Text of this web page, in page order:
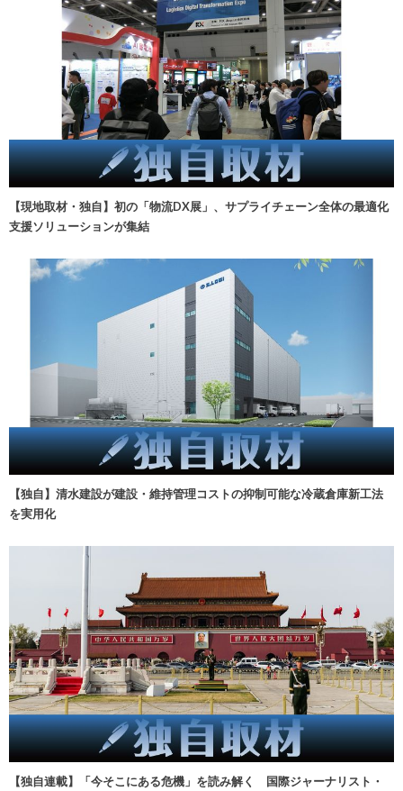
【現地取材・独自】初の「物流DX展」、サプライチェーン全体の最適化
支援ソリューションが集結
【独自】清水建設が建設・維持管理コストの抑制可能な冷蔵倉庫新工法
を実用化
【独自連載】「今そこにある危機」を読み解く 国際ジャーナリスト・